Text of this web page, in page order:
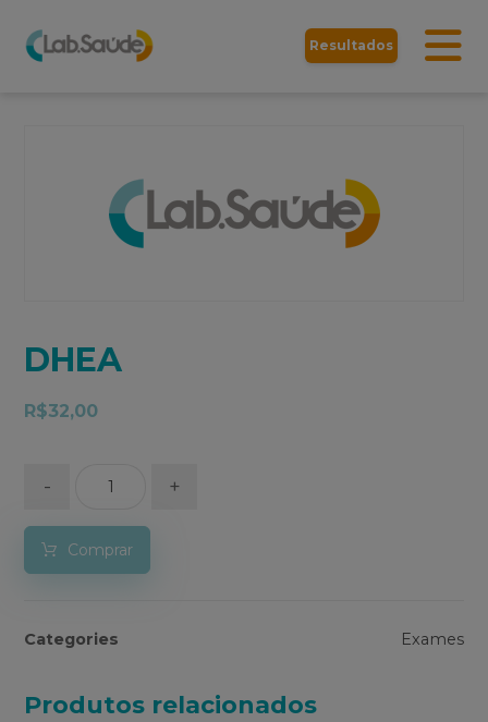
Resultados
DHEA
R$32,00
- +
Comprar
Categories Exames
Produtos relacionados